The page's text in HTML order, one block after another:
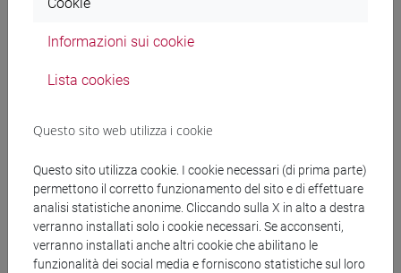
non monetari per informare in modo efficace il dibattito
Le preferenze sociali portano a numerosi risultati
favorevoli sia a livello individuale che collettivo, come
una migliore gestione delle risorse comuni e personali,
oltre a una riduzione dei conflitti. Il progetto ha
l’obiettivo di studiare le preferenze sociali (come la
tendenza a cooperare, l'altruismo, la fiducia,
Informazioni sui cookie
Lista cookies
Questo sito web utilizza i cookie
Questo sito utilizza cookie. I cookie necessari (di prima parte)
permettono il corretto funzionamento del sito e di effettuare
analisi statistiche anonime. Cliccando sulla X in alto a destra
verranno installati solo i cookie necessari. Se acconsenti,
verranno installati anche altri cookie che abilitano le
funzionalità dei social media e forniscono statistiche sul loro